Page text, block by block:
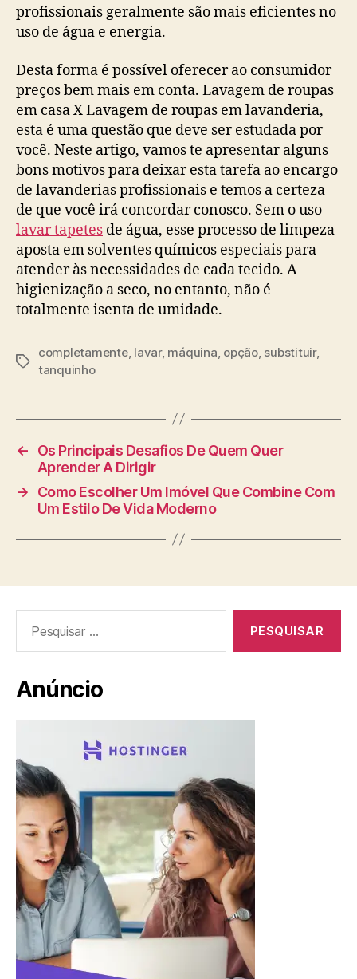
profissionais geralmente são mais eficientes no
uso de água e energia.
Desta forma é possível oferecer ao consumidor
preços bem mais em conta. Lavagem de roupas
em casa X Lavagem de roupas em lavanderia,
esta é uma questão que deve ser estudada por
você. Neste artigo, vamos te apresentar alguns
bons motivos para deixar esta tarefa ao encargo
de lavanderias profissionais e temos a certeza
de que você irá concordar conosco. Sem o uso
lavar tapetes de água, esse processo de limpeza
aposta em solventes químicos especiais para
atender às necessidades de cada tecido. A
higienização a seco, no entanto, não é
totalmente isenta de umidade.
Tags
completamente, lavar, máquina opção, substituir,
tanquinho
←
Os Principais Desafios De Quem Quer
Aprender A Dirigir
→
Como Escolher Um Imóvel Que Combine Com
Um Estilo De Vida Moderno
por:
Anúncio